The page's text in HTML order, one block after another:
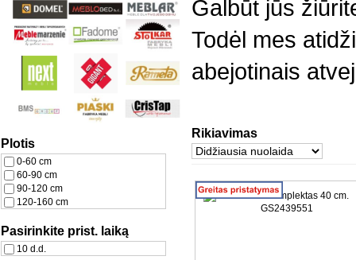
Plotis
0-60 cm
60-90 cm
90-120 cm
120-160 cm
Pasirinkite prist. laiką
10 d.d.
Galbūt jūs
Todėl mes
abejotinais
Rikiavimas